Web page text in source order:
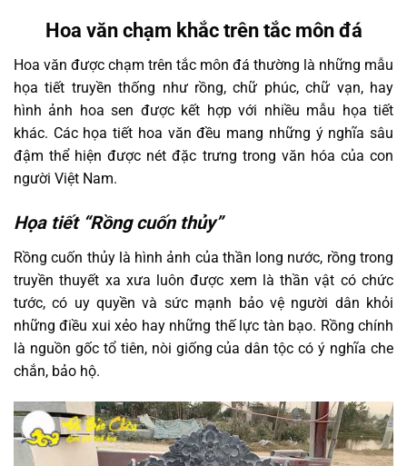
Hoa văn chạm khắc trên tắc môn đá
Hoa văn được chạm trên tắc môn đá thường là những mẫu
họa tiết truyền thống như rồng, chữ phúc, chữ vạn, hay
hình ảnh hoa sen được kết hợp với nhiều mẫu họa tiết
khác. Các họa tiết hoa văn đều mang những ý nghĩa sâu
đậm thể hiện được nét đặc trưng trong văn hóa của con
người Việt Nam.
Họa tiết “Rồng cuốn thủy”
Rồng cuốn thủy là hình ảnh của thần long nước, rồng trong
truyền thuyết xa xưa luôn được xem là thần vật có chức
tước, có uy quyền và sức mạnh bảo vệ người dân khỏi
những điều xui xẻo hay những thế lực tàn bạo. Rồng chính
là nguồn gốc tổ tiên, nòi giống của dân tộc có ý nghĩa che
chắn, bảo hộ.